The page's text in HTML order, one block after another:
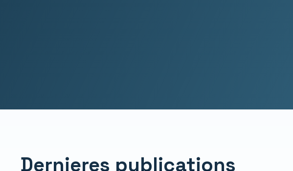
Dernieres publications